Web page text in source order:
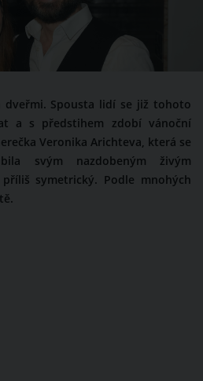
dveřmi. Spousta lidí se již tohoto
a s předstihem zdobí vánoční
Veronika Arichteva, která se
svým nazdobeným živým
symetrický. Podle mnohých